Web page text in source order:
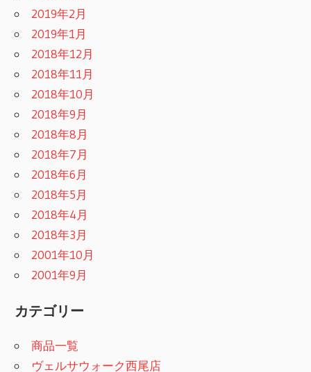
2019年2月
2019年1月
2018年12月
2018年11月
2018年10月
2018年9月
2018年8月
2018年7月
2018年6月
2018年5月
2018年4月
2018年3月
2001年10月
2001年9月
カテゴリー
商品一覧
ヴェルサウォーク西尾店